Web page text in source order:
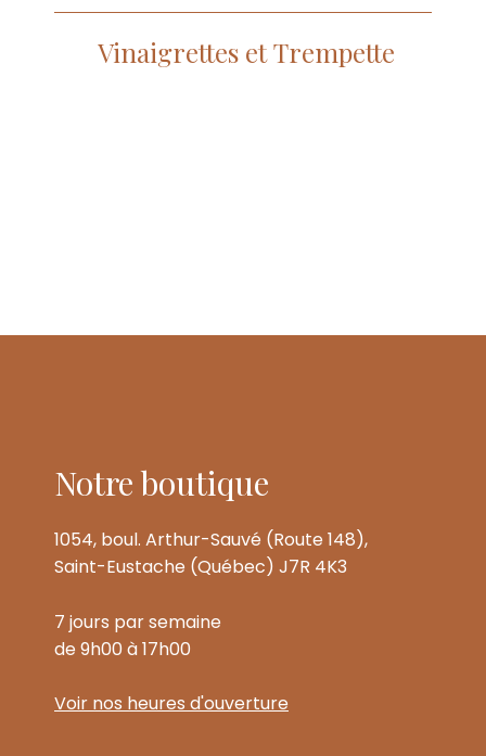
Vinaigrettes et Trempette
Notre boutique
1054, boul. Arthur-Sauvé (Route 148),
Saint-Eustache (Québec) J7R 4K3
7 jours par semaine
de 9h00 à 17h00
Voir nos heures d'ouverture